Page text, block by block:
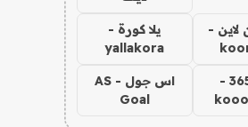
لاين -
يلا كورة -
yallakora
كورة 365 -
اس جول - AS
Goal